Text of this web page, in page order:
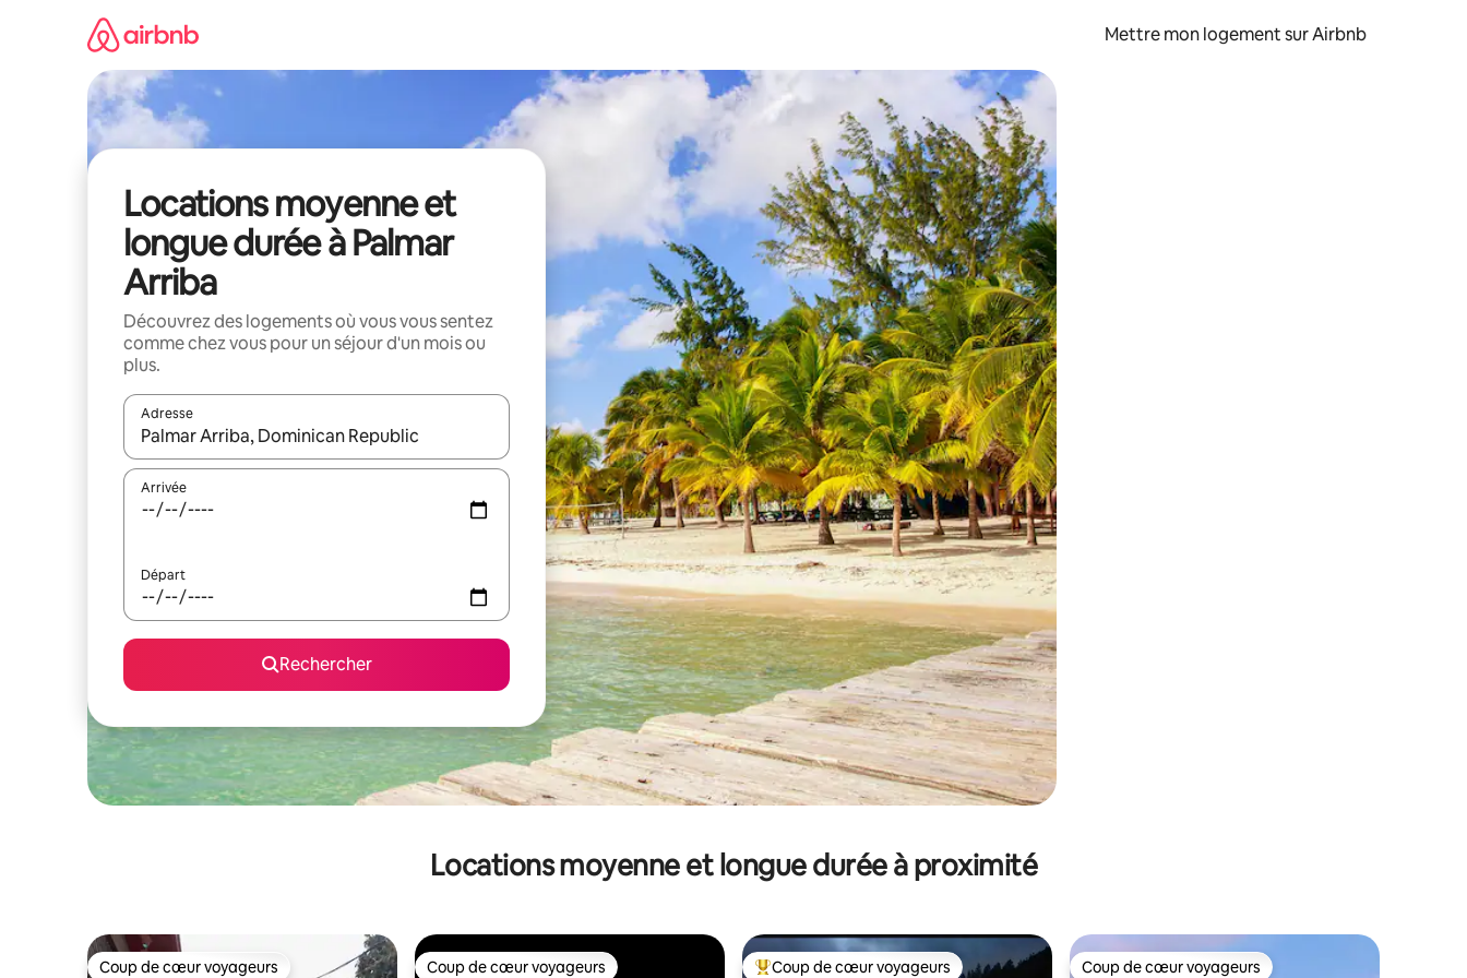
Mettre mon logement sur Airbnb
Locations moyenne et
longue durée à Palmar
Arriba
Découvrez des logements où vous vous sentez
comme chez vous pour un séjour d'un mois ou
plus.
Adresse
Lorsque les résultats s'affichent, utilisez les flèches vers le haut et vers le bas pour les parcourir ou en appuyant et en faisant glisser.
Arrivée
Départ
Rechercher
Locations moyenne et longue durée à proximité
Coup de cœur voyageurs Coup de cœur voyageurs Coup de cœur voyageurs Coup de cœur voyageurs